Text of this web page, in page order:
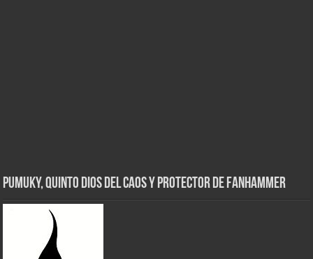
Pumuky, Quinto Dios del Caos y Protector de FanHammer